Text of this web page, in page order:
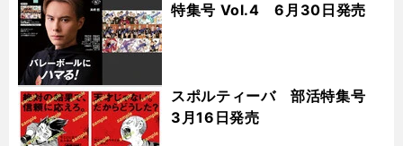
特集号 Vol.4 6月30日発売
スポルティーバ 部活特集号
3月16日発売